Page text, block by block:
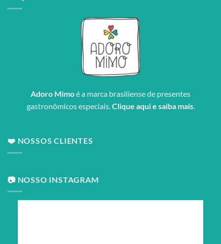
Adoro Mimoé a marca brasiliense de presentes
gastronômicos especiais.Clique aqui e saiba mais.
❤️ NOSSOS CLIENTES
📷 NOSSO INSTAGRAM